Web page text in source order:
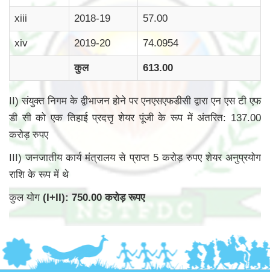
xiii 2018-19 57.00
xiv 2019-20 74.0954
कुल 613.00
II) संयुक्त निगम के द्वीभाजन होने पर एनएसएफडीसी द्वारा एन एस टी एफ
डी सी को एक तिहाई प्रदत्तृ शेयर पूंजी के रूप में अंतरित: 137.00
करोड़ रुपए
III) जनजातीय कार्य मंत्रालय से प्राप्त 5 करोड़ रुपए शेयर अनुप्रयोग
राशि के रूप में थे
कुल योग (I+II): 750.00 करोड़ रूपए